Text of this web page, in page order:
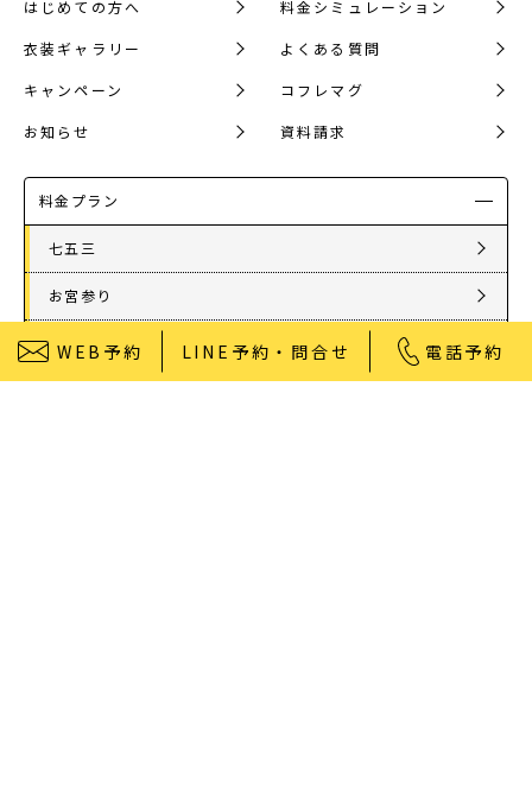
WEB予約 LINE予約・問合せ 電話予約
はじめての方へ 料金シミュレーション
衣装ギャラリー よくある質問
キャンペーン コフレマグ
お知らせ 資料請求
料金プラン
七五三
お宮参り
入学・卒業記念